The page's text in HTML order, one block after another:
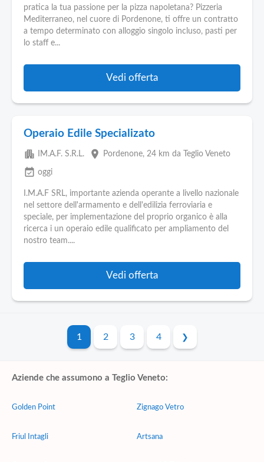
pratica la tua passione per la pizza napoletana? Pizzeria
Mediterraneo, nel cuore di Pordenone, ti offre un contratto
a tempo determinato con alloggio singolo incluso, pasti per
lo staff e...
Vedi offerta
Operaio Edile Specializato
apartment IM.A.F. S.R.L. place Pordenone, 24 km da Teglio Veneto
event_available oggi
I.M.A.F SRL, importante azienda operante a livello nazionale
nel settore dell'armamento e dell'edilizia ferroviaria e
speciale, per implementazione del proprio organico è alla
ricerca i un operaio edile qualificato per ampliamento del
nostro team....
Vedi offerta
1 2 3 4
Aziende che assumono a Teglio Veneto:
Golden Point
Friul Intagli
Zignago Vetro
Artsana